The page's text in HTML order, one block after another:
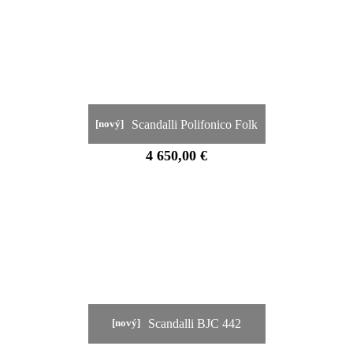
[nový] Scandalli Polifonico Folk
4 650,00 €
[nový] Scandalli BJC 442